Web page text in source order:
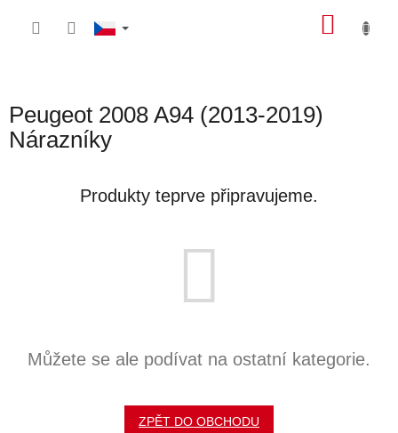
Peugeot 2008 A94 (2013-2019)
Nárazníky
Produkty teprve připravujeme.
Můžete se ale podívat na ostatní kategorie.
ZPĚT DO OBCHODU